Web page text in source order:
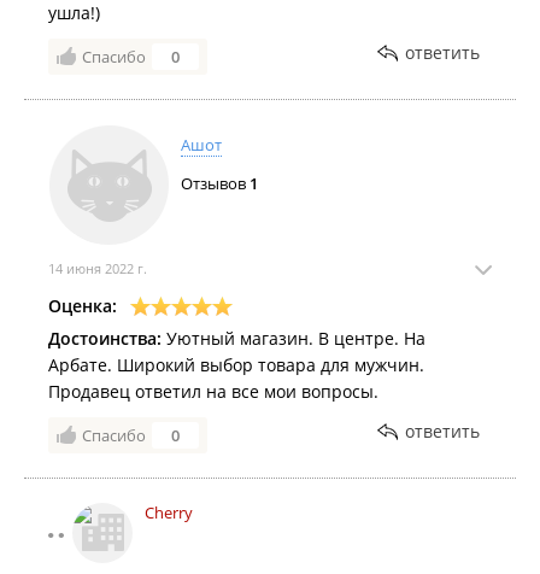
ушла!)
Спасибо 0 ответить
Ашот
Отзывов 1
14 июня 2022 г.
Оценка:
Достоинства: Уютный магазин. В центре. На
Арбате. Широкий выбор товара для мужчин.
Продавец ответил на все мои вопросы.
Спасибо 0 ответить
Cherry